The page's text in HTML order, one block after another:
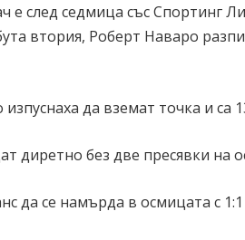
е след седмица със Спортинг
втория, Роберт Наваро
да вземат точка и са
диретно без две пресявки на
да се намърда в осмицата с 1:1